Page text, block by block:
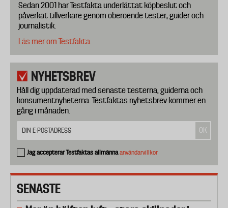
Sedan 2001 har Testfakta underlättat köpbeslut och
påverkat tillverkare genom oberoende tester, guider och
journalistik.
Läs mer om Testfakta.
NYHETSBREV
Håll dig uppdaterad med senaste testerna, guiderna och
konsumentnyheterna. Testfaktas nyhetsbrev kommer en
gång i månaden.
Jag accepterar Testfaktas allmännaanvändarvillkor
SENASTE